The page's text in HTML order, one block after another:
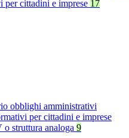
per cittadini e imprese 17
obblighi amministrativi
per cittadini e imprese
struttura analoga 9